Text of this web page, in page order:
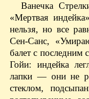
Ванечка
«Мертвая
нельзя, но все
Сен-Санс,
балет с последним
Гойи: индейка
лапки — они не
стеклом,